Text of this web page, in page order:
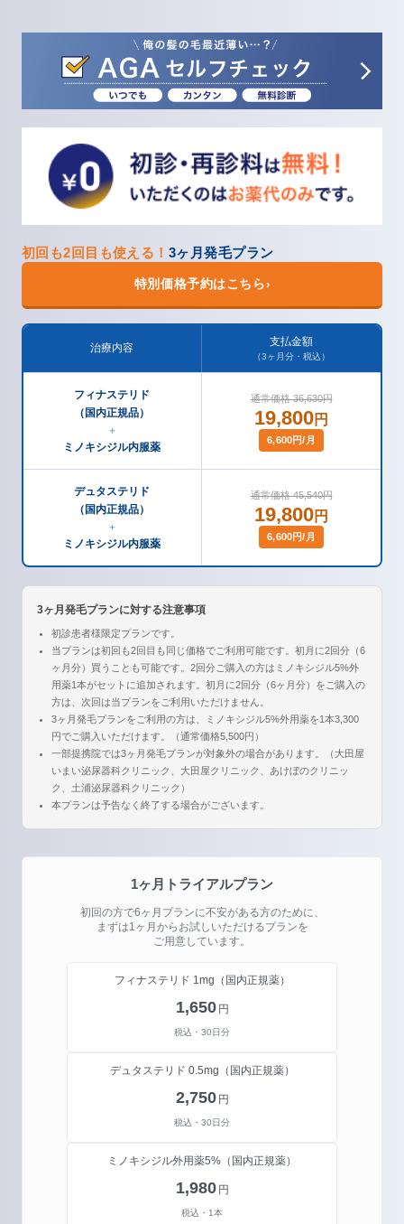
初回も2回目も使える！ 3ヶ月発毛プラン
特別価格予約はこちら›
治療内容
支払金額
（3ヶ月分・税込）
フィナステリド
（国内正規品）
＋
ミノキシジル内服薬
通常価格 36,630円
19,800円
6,600円/月
デュタステリド
（国内正規品）
＋
ミノキシジル内服薬
通常価格 45,540円
19,800円
6,600円/月
3ヶ月発毛プランに対する注意事項
初診患者様限定プランです。
当プランは初回も2回目も同じ価格でご利用可能です。初月に2回分（6
ヶ月分）買うことも可能です。2回分ご購入の方はミノキシジル5%外
用薬1本がセットに追加されます。初月に2回分（6ヶ月分）をご購入の
方は、次回は当プランをご利用いただけません。
3ヶ月発毛プランをご利用の方は、ミノキシジル5%外用薬を1本3,300
円でご購入いただけます。（通常価格5,500円）
一部提携院では3ヶ月発毛プランが対象外の場合があります。（大田屋
いまい泌尿器科クリニック、大田屋クリニック、あけぼのクリニッ
ク、土浦泌尿器科クリニック）
本プランは予告なく終了する場合がございます。
1ヶ月トライアルプラン
初回の方で6ヶ月プランに不安がある方のために、
まずは1ヶ月からお試しいただけるプランを
ご用意しています。
フィナステリド 1mg （国内正規薬）
1,650 円
税込・30日分
デュタステリド 0.5mg （国内正規薬）
2,750 円
税込・30日分
ミノキシジル外用薬5% （国内正規薬）
1,980 円
税込・1本